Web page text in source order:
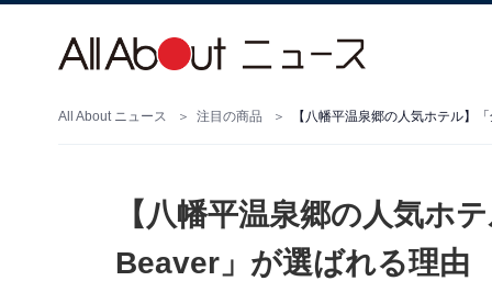
All About ニュース 注目の商品 【八幡平温泉郷の人気ホテル】
【八幡平温泉郷の人気ホ
Beaver」が選ばれる理由